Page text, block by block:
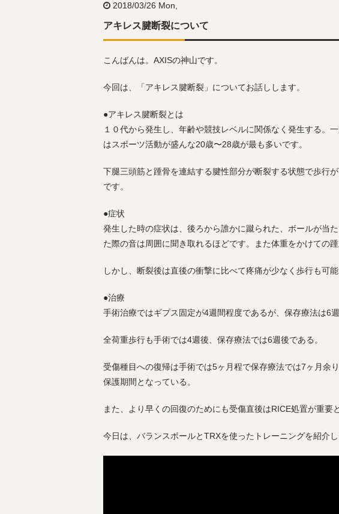
2018/03/26 Mon,
アキレス腱断裂について
こんばんは。AXISの神山です。
今回は、「アキレス腱断裂」についてお話しします。
●アキレス腱断裂とは
１０代から発生し、年齢や競技レベルに関係なく発生する。
はスポーツ活動が盛んな20歳〜28歳が最も多いです。
下腿三頭筋と踵骨を連結する腱性部分が断裂する状態で歩行
です。
●症状
発生した時の症状は、後ろから誰かに蹴られた、ボールが当
た際の音は周囲に聞き取れるほどです。また体重をかけての
しかし、断裂後は直後の衝撃に比べて疼痛が少なく歩行も可能
●治療
手術治療ではギプス固定が4週間程度であるが、保存療法は6
全荷重歩行も手術では4週後、保存療法では6週後である。
受傷種目への復帰は手術では5ヶ月程で保存療法では7ヶ月余
保護期間となっている。
また、より早くの回復のためにも受傷直後はRICE処置が重要
今日は、バランスボールとTRXを使ったトレーニングを紹介し